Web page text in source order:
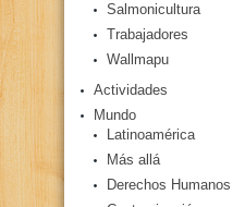
Salmonicultura
Trabajadores
Wallmapu
Actividades
Mundo
Latinoamérica
Más allá
Derechos Humanos